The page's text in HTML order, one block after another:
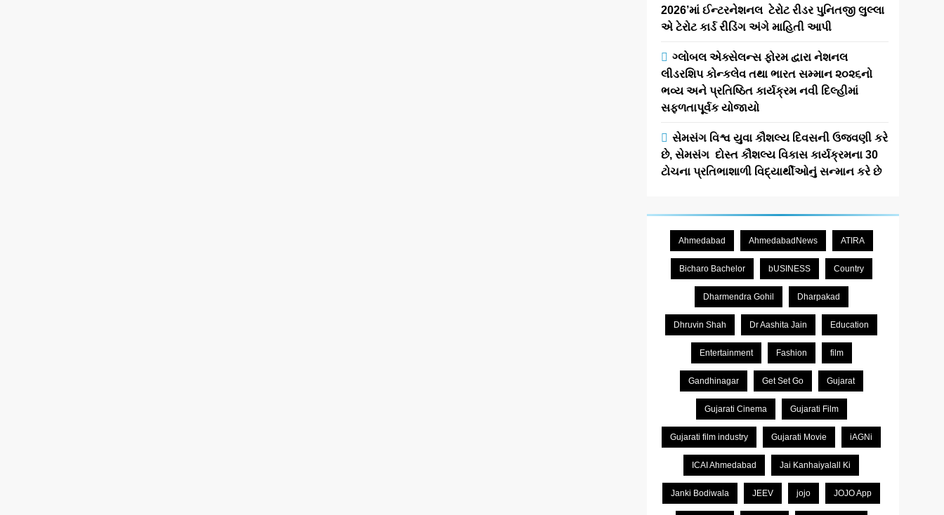
2026’માં ઈન્ટરનેશનલ ટેરોટ રીડર પુનિતજી લુલ્લા
એ ટેરોટ કાર્ડ રીડિંગ અંગે માહિતી આપી
ગ્લોબલ એક્સેલન્સ ફોરમ દ્વારા નેશનલ
લીડરશિપ કોન્કલેવ તથા ભારત સમ્માન ૨૦૨૬નો
ભવ્ય અને પ્રતિષ્ઠિત કાર્યક્રમ નવી દિલ્હીમાં
સફળતાપૂર્વક યોજાયો
સેમસંગ વિશ્વ યુવા કૌશલ્ય દિવસની ઉજવણી કરે
છે, સેમસંગ દોસ્ત કૌશલ્ય વિકાસ કાર્યક્રમના 30
ટોચના પ્રતિભાશાળી વિદ્યાર્થીઓનું સન્માન કરે છે
Ahmedabad AhmedabadNews ATIRA
Bicharo Bachelor bUSINESS Country
Dharmendra Gohil Dharpakad
Dhruvin Shah Dr Aashita Jain Education
Entertainment Fashion film
Gandhinagar Get Set Go Gujarat
Gujarati Cinema Gujarati Film
Gujarati film industry Gujarati Movie iAGNi
ICAI Ahmedabad Jai Kanhaiyalall Ki
Janki Bodiwala JEEV jojo JOJO App